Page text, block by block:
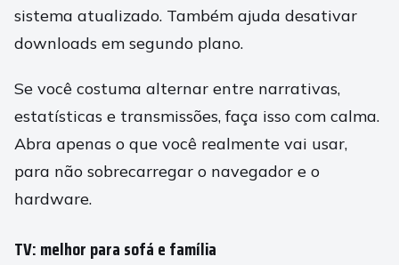
sistema atualizado. Também ajuda desativar
downloads em segundo plano.
Se você costuma alternar entre narrativas,
estatísticas e transmissões, faça isso com calma.
Abra apenas o que você realmente vai usar,
para não sobrecarregar o navegador e o
hardware.
TV: melhor para sofá e família